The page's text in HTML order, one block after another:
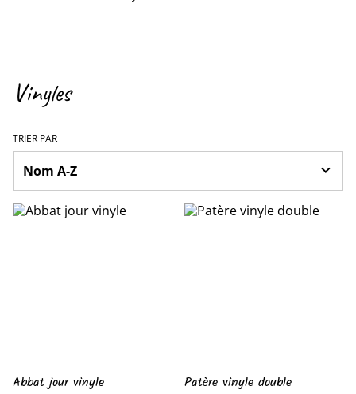
Vinyles
TRIER PAR
Abbat jour vinyle
Patère vinyle double